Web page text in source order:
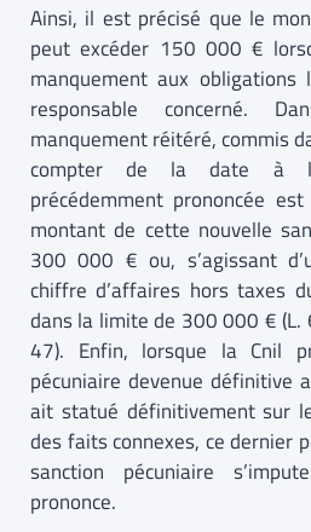
Ainsi, il est précisé que le
peut excéder 150 000 €
manquement aux
responsable concerné.
manquement réitéré, commis
compter de la date à
précédemment prononcée
montant de cette nouvelle
300 000 € ou, s’agissant
chiffre d’affaires hors taxes
dans la limite de 300 000 €
47). Enfin, lorsque la Cnil
pécuniaire devenue définitive
ait statué définitivement sur
des faits connexes, ce dernier
sanction pécuniaire
prononce.